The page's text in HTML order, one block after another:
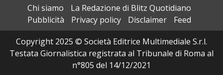
Chi siamo
La Redazione di Blitz Quotidiano
Pubblicità
Privacy policy Disclaimer
Feed
Copyright 2025 © Società Editrice Multimediale S.r.l.
Testata Giornalistica registrata al Tribunale di Roma al
n°805 del 14/12/2021